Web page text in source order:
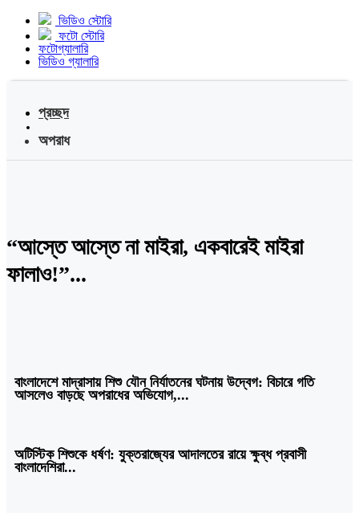
ভিডিও স্টোরি
ফটো স্টোরি
ফটোগ্যালারি
ভিডিও গ্যালারি
প্রচ্ছদ
অপরাধ
“আস্তে আস্তে না মাইরা, একবারেই মাইরা
ফালাও!”...
বাংলাদেশে মাদ্রাসায় শিশু যৌন নির্যাতনের ঘটনায় উদ্বেগ: বিচারে গতি
আসলেও বাড়ছে অপরাধের অভিযোগ,...
অটিস্টিক শিশুকে ধর্ষণ: যুক্তরাজ্যের আদালতের রায়ে ক্ষুব্ধ প্রবাসী
বাংলাদেশিরা...